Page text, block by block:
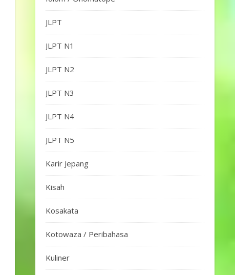
JLPT
JLPT N1
JLPT N2
JLPT N3
JLPT N4
JLPT N5
Karir Jepang
Kisah
Kosakata
Kotowaza / Peribahasa
Kuliner